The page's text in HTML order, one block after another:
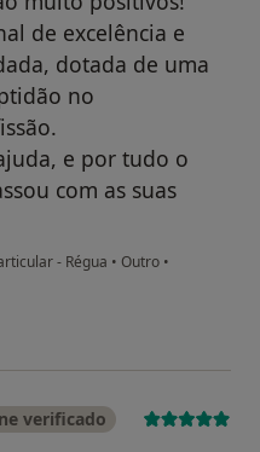
de excelência e
dotada de uma
no
e por tudo o
com as suas
- Régua • Outro •
verificado